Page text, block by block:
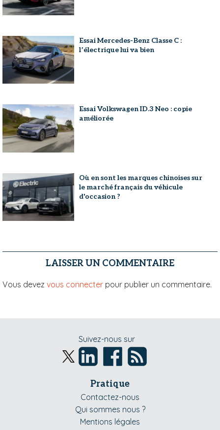
Essai Mercedes-Benz Classe C :
l’électrique lui va bien
Essai Volkswagen ID.3 Neo : copie
améliorée
Où en sont les marques chinoises sur
le marché français du véhicule
d'occasion ?
LAISSER UN COMMENTAIRE
Vous devez vous connecter pour publier un commentaire.
Suivez-nous sur
Pratique
Contactez-nous
Qui sommes nous ?
Mentions légales